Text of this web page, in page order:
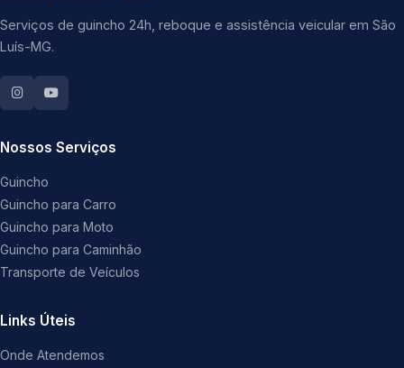
Serviços de guincho 24h, reboque e assistência veicular em São
Luís-MG.
Nossos Serviços
Guincho
Guincho para Carro
Guincho para Moto
Guincho para Caminhão
Transporte de Veículos
Links Úteis
Onde Atendemos